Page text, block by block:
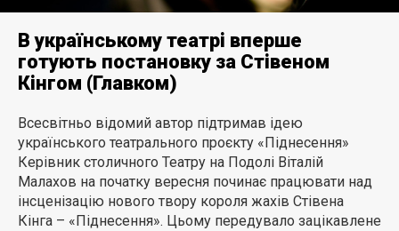
В українському театрі вперше
готують постановку за Стівеном
Кінгом (Главком)
Всесвітньо відомий автор підтримав ідею
українського театрального проєкту «Піднесення»
Керівник столичного Театру на Подолі Віталій
Малахов на початку вересня починає працювати над
інсценізацію нового твору короля жахів Стівена
Кінга – «Піднесення». Цьому передувало зацікавлене